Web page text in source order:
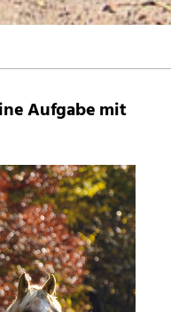
Aufgabe mit